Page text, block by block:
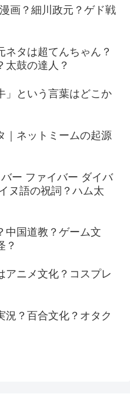
画？細川政元？ゲド戦
ネタは超てんちゃん？
太鼓の達人？
」という言葉はどこか
｜ネットミームの起源
ー ファイバー ダイバ
ヌ語の祝詞？ハム太
中国道教？ゲーム文
？
アニメ文化？コスプレ
況？百合文化？オタク